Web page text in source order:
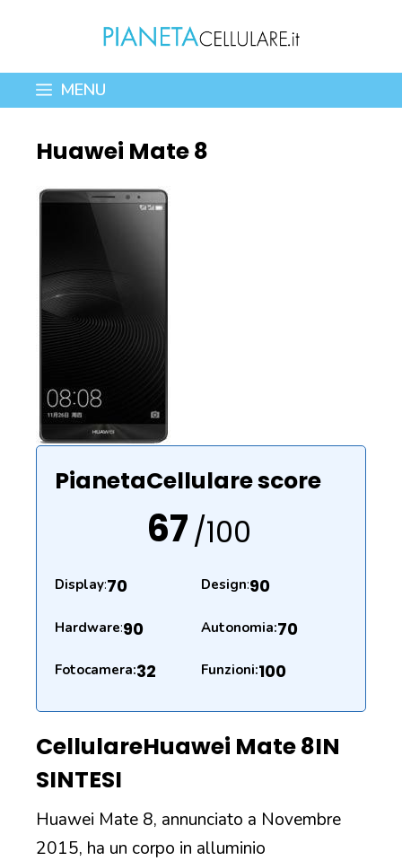
contenuto
MENU
Huawei Mate 8
PianetaCellulare score
67/100
Display:70 Design:90
Hardware:90 Autonomia:70
Fotocamera:32 Funzioni:100
CellulareHuawei Mate 8IN
SINTESI
Huawei Mate 8, annunciato a Novembre
2015, ha un corpo in alluminio